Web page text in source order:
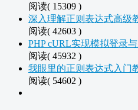
阅读( 15309 )
深入理解正则表达式高级
阅读( 42603 )
PHP cURL实现模拟登录
阅读( 45932 )
我眼里的正则表达式入门
阅读( 54602 )